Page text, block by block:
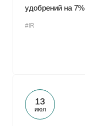
удобрений на 7%
#IR
13
июл